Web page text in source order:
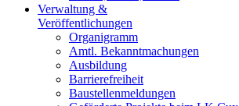
Verwaltung &
Veröffentlichungen
Organigramm
Amtl. Bekanntmachungen
Ausbildung
Barrierefreiheit
Baustellenmeldungen